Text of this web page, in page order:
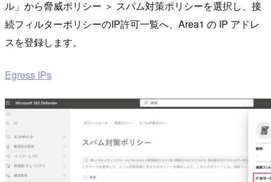
ル」から脅威ポリシー ＞ スパム対策ポリシーを選択し、接
続フィルターポリシーのIP許可一覧へ、Area1 の IP アドレ
スを登録します。
Egress IPs